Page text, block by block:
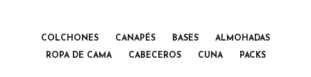
COLCHONES CANAPÉS BASES ALMOHADAS
ROPA DE CAMA CABECEROS CUNA PACKS